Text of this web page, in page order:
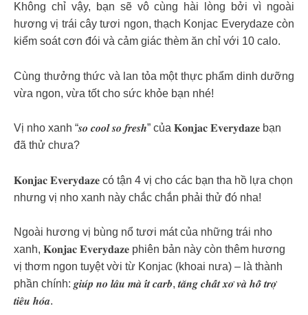
Không chỉ vậy, bạn sẽ vô cùng hài lòng bởi vì ngoài
hương vị trái cây tươi ngon, thạch Konjac Everydaze còn
kiểm soát cơn đói và cảm giác thèm ăn chỉ với 10 calo.
Cùng thưởng thức và lan tỏa một thực phẩm dinh dưỡng
vừa ngon, vừa tốt cho sức khỏe bạn nhé!
Vị nho xanh “𝒔𝒐 𝒄𝒐𝒐𝒍 𝒔𝒐 𝒇𝒓𝒆𝒔𝒉” của 𝐊𝐨𝐧𝐣𝐚𝐜 𝐄𝐯𝐞𝐫𝐲𝐝𝐚𝐳𝐞 bạn
đã thử chưa?
𝐊𝐨𝐧𝐣𝐚𝐜 𝐄𝐯𝐞𝐫𝐲𝐝𝐚𝐳𝐞 có tận 4 vị cho các bạn tha hồ lựa chọn
nhưng vị nho xanh này chắc chắn phải thử đó nha!
Ngoài hương vị bùng nổ tươi mát của những trái nho
xanh, 𝐊𝐨𝐧𝐣𝐚𝐜 𝐄𝐯𝐞𝐫𝐲𝐝𝐚𝐳𝐞 phiên bản này còn thêm hương
vị thơm ngon tuyệt vời từ Konjac (khoai nưa) – là thành
phần chính: 𝒈𝒊𝒖́𝒑 𝒏𝒐 𝒍𝒂̂𝒖 𝒎𝒂̀ 𝒊́𝒕 𝒄𝒂𝒓𝒃, 𝒕𝒂̆𝒏𝒈 𝒄𝒉𝒂̂́𝒕 𝒙𝒐̛ 𝒗𝒂̀ 𝒉𝒐̂̃ 𝒕𝒓𝒐̛̣
𝒕𝒊𝒆̂𝒖 𝒉𝒐́𝒂.